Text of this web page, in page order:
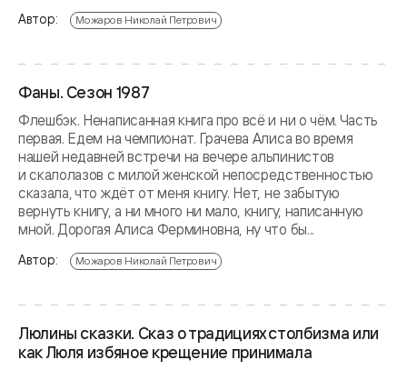
Автор: Можаров Николай Петрович
Фаны. Сезон 1987
Флешбэк. Ненаписанная книга про всё и ни о чём. Часть
первая. Едем на чемпионат. Грачева Алиса во время
нашей недавней встречи на вечере альпинистов
и скалолазов с милой женской непосредственностью
сказала, что ждёт от меня книгу. Нет, не забытую
вернуть книгу, а ни много ни мало, книгу, написанную
мной. Дорогая Алиса Ферминовна, ну что бы...
Автор: Можаров Николай Петрович
Люлины сказки. Сказ о традициях столбизма или
как Люля избяное крещение принимала